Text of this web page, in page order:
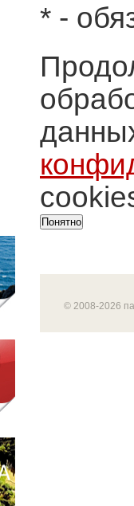
* -
Понятно
© 2008-2026